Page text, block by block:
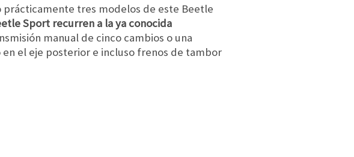
prácticamente tres modelos de este Beetle
Sport recurren a la ya conocida
manual de cinco cambios o una
el eje posterior e incluso frenos de tambor